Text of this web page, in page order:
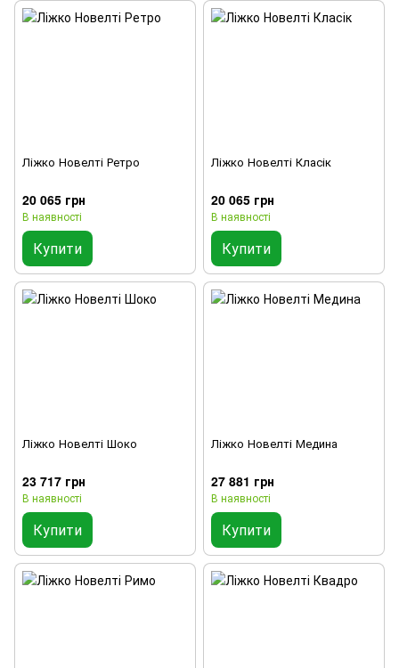
Ліжко Новелті Ретро
20 065 грн
В наявності
Купити
Ліжко Новелті Класік
20 065 грн
В наявності
Купити
Ліжко Новелті Шоко
23 717 грн
В наявності
Купити
Ліжко Новелті Медина
27 881 грн
В наявності
Купити